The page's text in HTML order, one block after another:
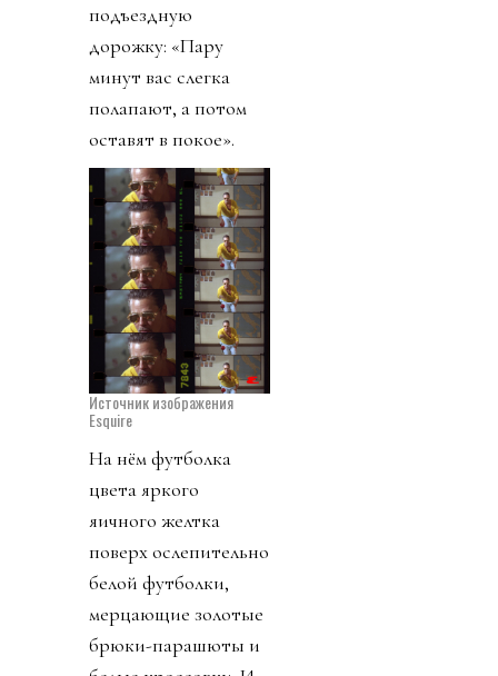
подъездную
дорожку: «Пару
минут вас слегка
полапают, а потом
оставят в покое».
Источник изображения
Esquire
На нём футболка
цвета яркого
яичного желтка
поверх ослепительно
белой футболки,
мерцающие золотые
брюки-парашюты и